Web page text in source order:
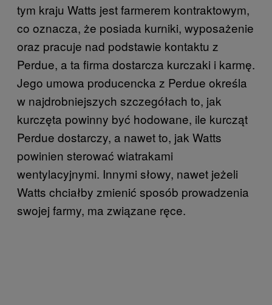
tym kraju Watts jest farmerem kontraktowym,
co oznacza, że posiada kurniki, wyposażenie
oraz pracuje nad podstawie kontaktu z
Perdue, a ta firma dostarcza kurczaki i karmę.
Jego umowa producencka z Perdue określa
w najdrobniejszych szczegółach to, jak
kurczęta powinny być hodowane, ile kurcząt
Perdue dostarczy, a nawet to, jak Watts
powinien sterować wiatrakami
wentylacyjnymi. Innymi słowy, nawet jeżeli
Watts chciałby zmienić sposób prowadzenia
swojej farmy, ma związane ręce.